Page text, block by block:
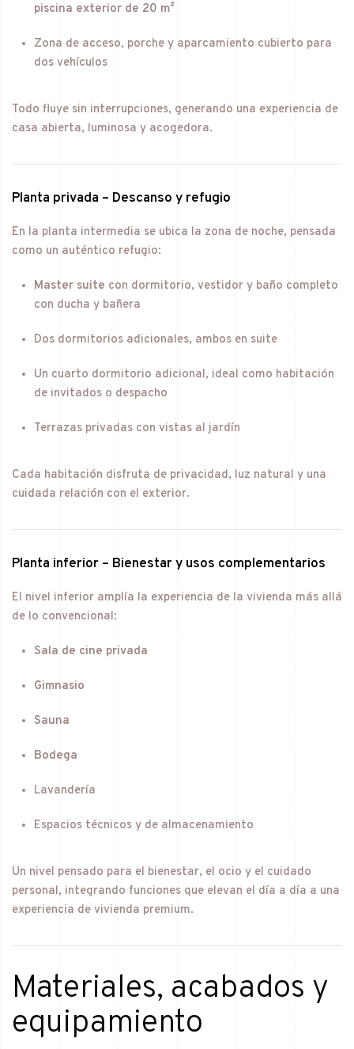
piscina exterior de 20 m²
Zona de acceso, porche y aparcamiento cubierto para
dos vehículos
Todo fluye sin interrupciones, generando una experiencia de
casa abierta, luminosa y acogedora.
Planta privada – Descanso y refugio
En la planta intermedia se ubica la zona de noche, pensada
como un auténtico refugio:
Master suite con dormitorio, vestidor y baño completo
con ducha y bañera
Dos dormitorios adicionales, ambos en suite
Un cuarto dormitorio adicional, ideal como habitación
de invitados o despacho
Terrazas privadas con vistas al jardín
Cada habitación disfruta de privacidad, luz natural y una
cuidada relación con el exterior.
Planta inferior – Bienestar y usos complementarios
El nivel inferior amplía la experiencia de la vivienda más allá
de lo convencional:
Sala de cine privada
Gimnasio
Sauna
Bodega
Lavandería
Espacios técnicos y de almacenamiento
Un nivel pensado para el bienestar, el ocio y el cuidado
personal, integrando funciones que elevan el día a día a una
experiencia de vivienda premium.
Materiales, acabados y
equipamiento